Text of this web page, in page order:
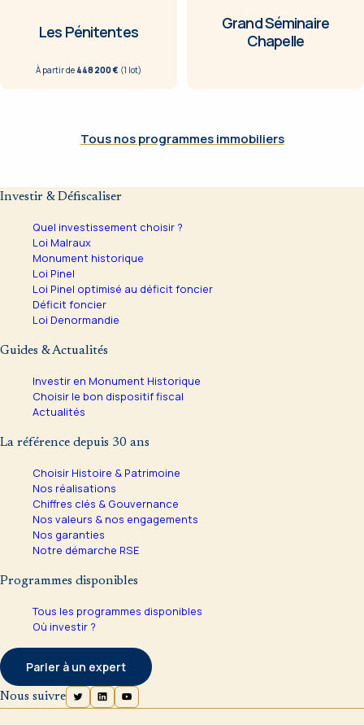
Les Pénitentes
À partir de 448 200 € (1 lot)
Grand Séminaire
Chapelle
Tous nos programmes immobiliers
Investir & Défiscaliser
Quel investissement choisir ?
Loi Malraux
Monument historique
Loi Pinel
Loi Pinel optimisé au déficit foncier
Déficit foncier
Loi Denormandie
Guides & Actualités
Investir en Monument Historique
Choisir le bon dispositif fiscal
Actualités
La référence depuis 30 ans
Choisir Histoire & Patrimoine
Nos réalisations
Chiffres clés & Gouvernance
Nos valeurs & nos engagements
Nos garanties
Notre démarche RSE
Programmes disponibles
Tous les programmes disponibles
Où investir ?
Parler à un expert
Nous suivre